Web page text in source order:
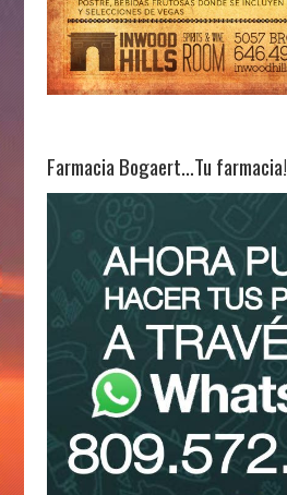
Farmacia Bogaert…Tu farmacia!